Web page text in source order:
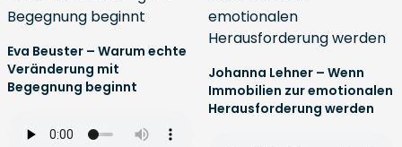
Eva Beuster – Warum echte
Veränderung mit
Begegnung beginnt
Johanna Lehner – Wenn
Immobilien zur emotionalen
Herausforderung werden